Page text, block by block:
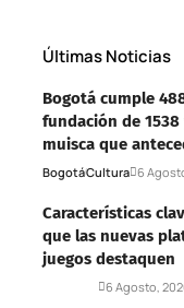
Últimas Noticias
Bogotá cumple
fundación de
muisca que
BogotáCultura 6
Características
que las nuevas
juegos destaquen
6 Agosto,